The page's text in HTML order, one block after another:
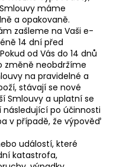
máme
a opakovaně.
zašleme na Vaši e-
14 dní před
od Vás do 14 dnů
změně neobdržíme
na pravidelné a
stávají se nové
Smlouvy a uplatní se
následující po účinnosti
v případě, že výpověď
událostí, které
katastrofa,